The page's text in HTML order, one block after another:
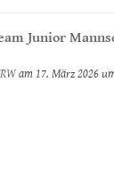
Junior
am 17. März 2026